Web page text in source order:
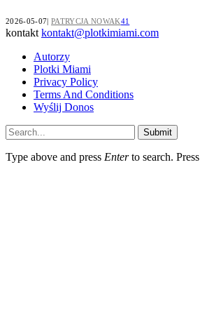
2026-05-07 PATRYCJA NOWAK41
kontakt kontakt@plotkimiami.com
Autorzy
Plotki Miami
Privacy Policy
Terms And Conditions
Wyślij Donos
Submit
Type above and press Enterto search. Press